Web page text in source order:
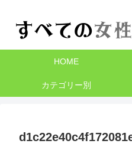
HOME
カテゴリー別